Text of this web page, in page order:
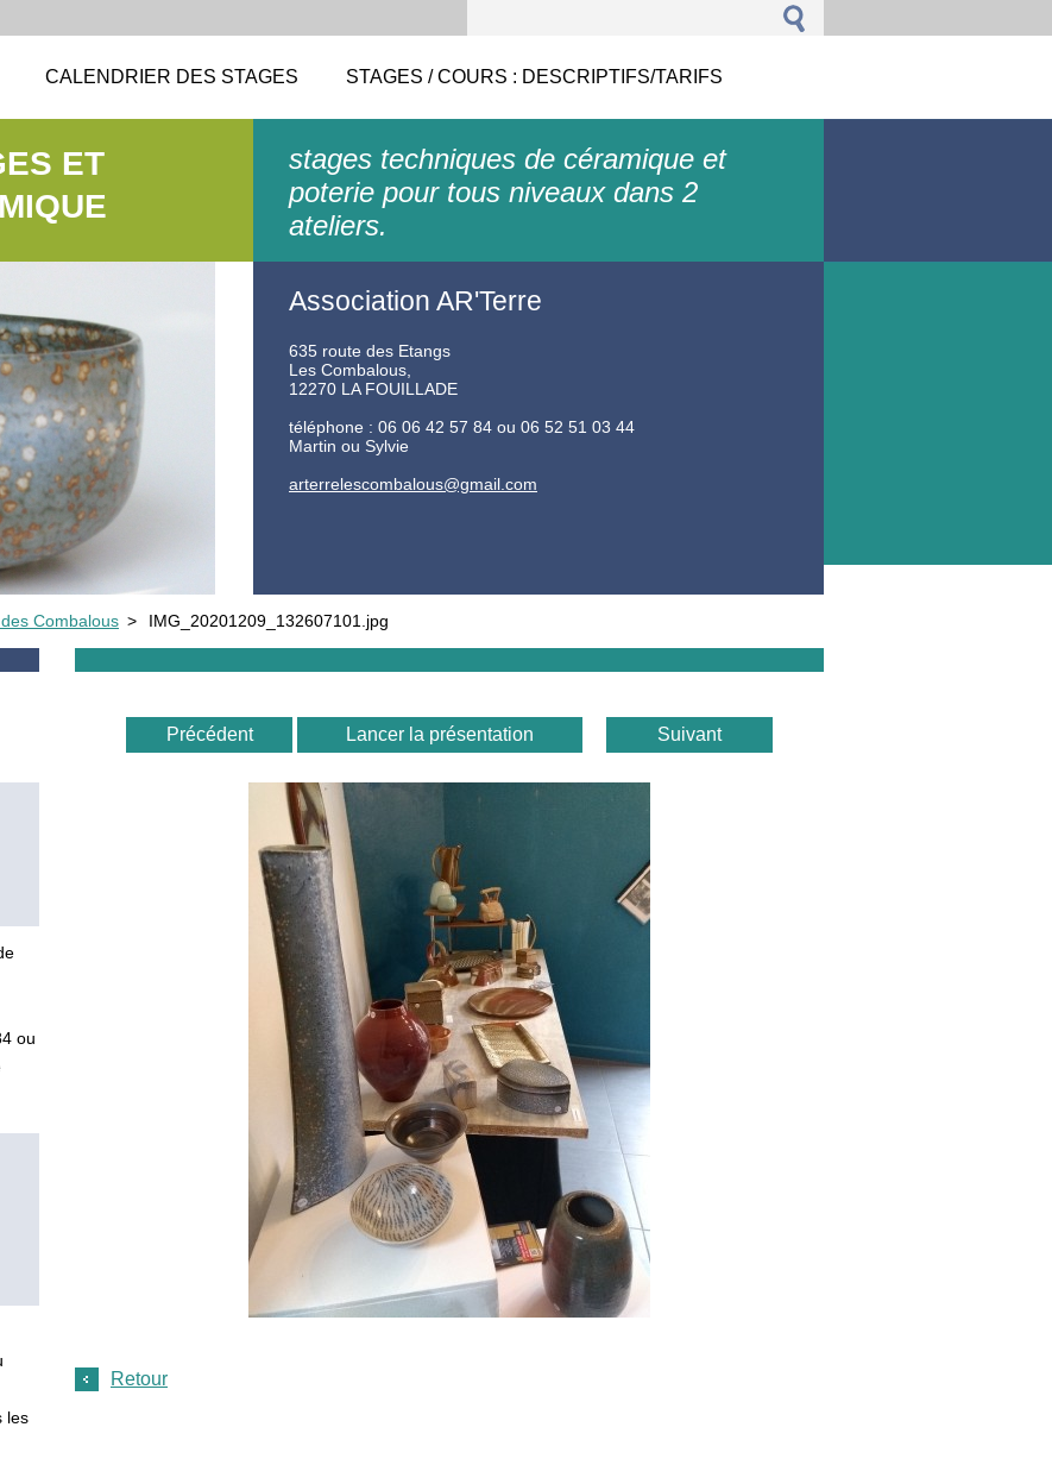
CALENDRIER DES STAGES STAGES / COURS : DESCRIPTIFS/TARIFS
ET
stages techniques de céramique et
poterie pour tous niveaux dans 2
ateliers.
Association AR'Terre
635 route des Etangs
Les Combalous,
12270 LA FOUILLADE
téléphone : 06 06 42 57 84 ou 06 52 51 03 44
Martin ou Sylvie
arterrelescombalous@gmail.com
Combalous > IMG_20201209_132607101.jpg
ou
les
Précédent Lancer la présentation Suivant
Retour